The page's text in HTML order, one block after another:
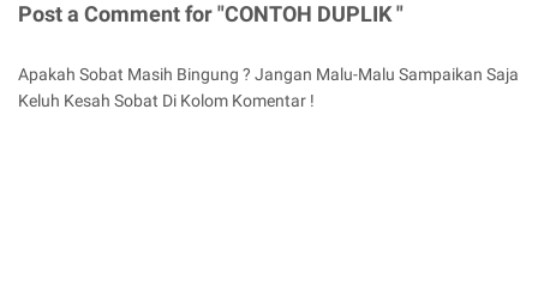
Post a Comment for "CONTOH DUPLIK "
Apakah Sobat Masih Bingung ? Jangan Malu-Malu Sampaikan Saja
Keluh Kesah Sobat Di Kolom Komentar !